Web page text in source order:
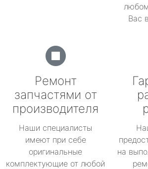
Вас
Ремонт
запчастями от
производителя
Наши специалисты
имеют при себе
оригинальные
комплектующие от любой
на